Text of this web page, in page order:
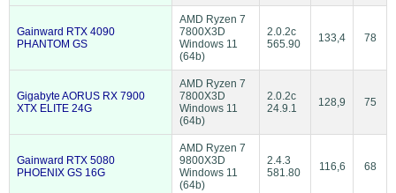
Gainward RTX 4090
PHANTOM GS
AMD Ryzen 7
7800X3D
Windows 11
(64b)
2.0.2c
565.90
133,4 78
Gigabyte AORUS RX 7900
XTX ELITE 24G
AMD Ryzen 7
7800X3D
Windows 11
(64b)
2.0.2c
24.9.1
128,9 75
Gainward RTX 5080
PHOENIX GS 16G
AMD Ryzen 7
9800X3D
Windows 11
(64b)
2.4.3
581.80
116,6 68